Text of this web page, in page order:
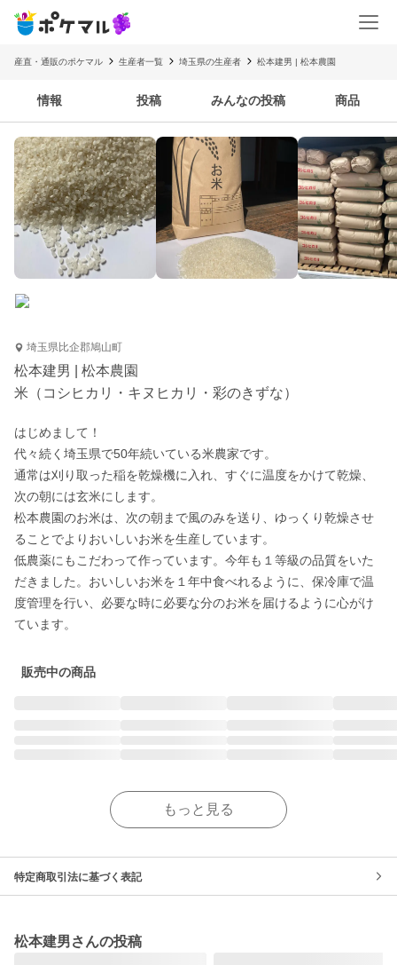
産直・通販のポケマル 生産者一覧 埼玉県の生産者 松本建男 | 松本農園
情報 投稿 みんなの投稿 商品
埼玉県比企郡鳩山町
松本建男 | 松本農園
米（コシヒカリ・キヌヒカリ・彩のきずな）
はじめまして！
代々続く埼玉県で50年続いている米農家です。
通常は刈り取った稲を乾燥機に入れ、すぐに温度をかけて乾燥、
次の朝には玄米にします。
松本農園のお米は、次の朝まで風のみを送り、ゆっくり乾燥させ
ることでよりおいしいお米を生産しています。
低農薬にもこだわって作っています。今年も１等級の品質をいた
だきました。おいしいお米を１年中食べれるように、保冷庫で温
度管理を行い、必要な時に必要な分のお米を届けるように心がけ
ています。
販売中の商品
もっと見る
特定商取引法に基づく表記
松本建男さんの投稿